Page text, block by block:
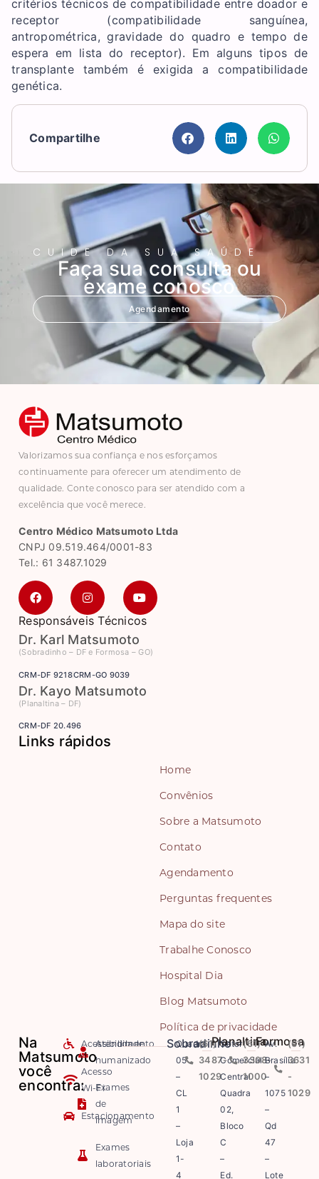
critérios técnicos de compatibilidade entre doador e
receptor (compatibilidade sanguínea,
antropométrica, gravidade do quadro e tempo de
espera em lista do receptor). Em alguns tipos de
transplante também é exigida a compatibilidade
genética.
Compartilhe
CUIDE DA SUA SAÚDE
Faça sua consulta ou
exame conosco
Agendamento
Valorizamos sua confiança e nos esforçamos
continuamente para oferecer um atendimento de
qualidade. Conte conosco para ser atendido com a
excelência que você merece.
Centro Médico Matsumoto Ltda
CNPJ 09.519.464/0001-83
Tel.: 61 3487.1029
Responsáveis Técnicos
Dr. Karl Matsumoto
(Sobradinho – DF e Formosa – GO)
CRM-DF 9218CRM-GO 9039
Dr. Kayo Matsumoto
(Planaltina – DF)
CRM-DF 20.496
Links rápidos
Home
Convênios
Sobre a Matsumoto
Contato
Agendamento
Perguntas frequentes
Mapa do site
Trabalhe Conosco
Hospital Dia
Blog Matsumoto
Política de privacidade
Na
Matsumoto
você
encontra:
Acessibilidade
Acesso
Wi-Fi
Estacionamento
Atendimento
humanizado
Exames
de
imagem
Exames
laboratoriais
Sobradinho
Quadra
05
–
CL
1
–
Loja
1-
4
(61)
3487-
1029
Planaltina
Setor
Comercial
Central
Quadra
02,
Bloco
C
–
Ed.
(61)
3308-
1000
Formosa
Av.
Brasília
–
1075
–
Qd
47
–
Lote
(61)
3631
-
1029